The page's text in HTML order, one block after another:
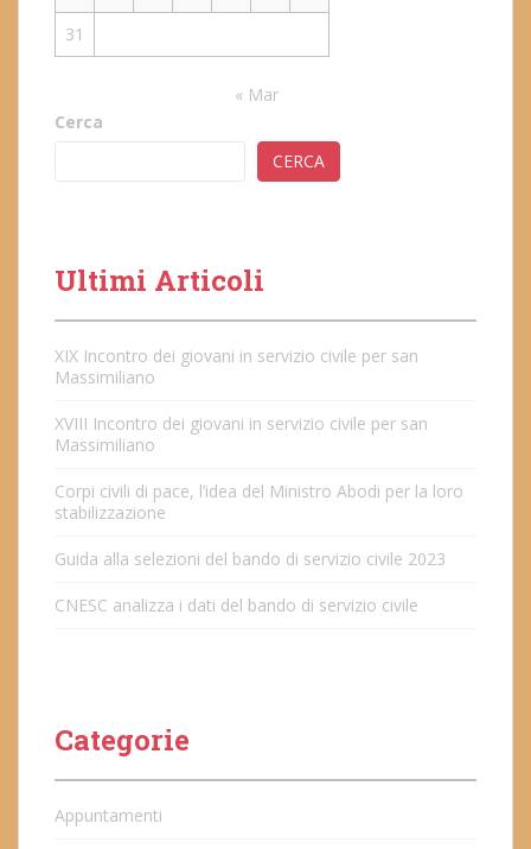
31
« Mar
Cerca
CERCA
Ultimi Articoli
XIX Incontro dei giovani in servizio civile per san
Massimiliano
XVIII Incontro dei giovani in servizio civile per san
Massimiliano
Corpi civili di pace, l’idea del Ministro Abodi per la loro
stabilizzazione
Guida alla selezioni del bando di servizio civile 2023
CNESC analizza i dati del bando di servizio civile
Categorie
Appuntamenti